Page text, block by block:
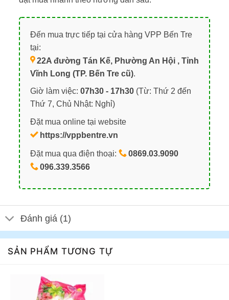
Đến mua trực tiếp tại cửa hàng VPP Bến Tre
tại:
22A đường Tán Kế, Phường An Hội , Tỉnh
Vĩnh Long (TP. Bến Tre cũ).
Giờ làm việc: 07h30 - 17h30(Từ: Thứ 2 đến
Thứ 7, Chủ Nhật: Nghỉ)
Đặt mua online tại website
https://vppbentre.vn
Đặt mua qua điện thoại:
0869.03.9090
096.339.3566
Đánh giá (1)
SẢN PHẨM TƯƠNG TỰ